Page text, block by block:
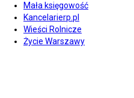
Mała księgowość
Kancelarierp.pl
Wieści Rolnicze
Życie Warszawy